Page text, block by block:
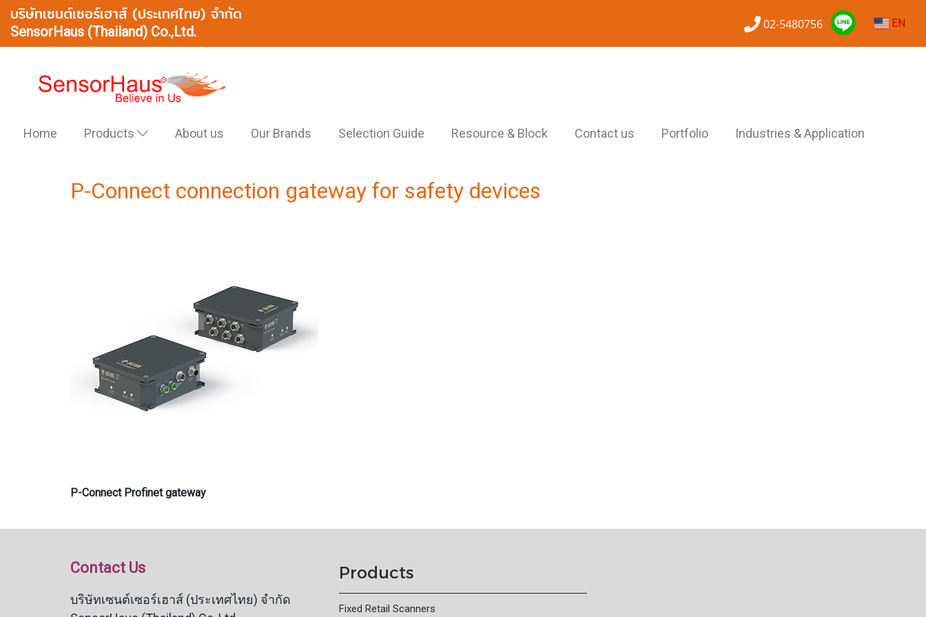
บริษัทเซนต์เซอร์เฮาส์ (ประเทศไทย) จำกัด
SensorHaus (Thailand) Co.,Ltd. 02-5480756 EN
Home Products About us Our Brands Selection Guide Resource & Block Contact us Portfolio Industries & Application
P-Connect connection gateway for safety devices
P-Connect Profinet gateway
Contact Us
บริษัทเซนต์เซอร์เฮาส์ (ประเทศไทย) จำกัด
Products
Fixed Retail Scanners